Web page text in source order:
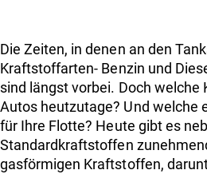
Die Zeiten, in denen an den
Kraftstoffarten- Benzin und
sind längst vorbei. Doch
Autos heutzutage? Und welche
für Ihre Flotte? Heute gibt es
Standardkraftstoffen
gasförmigen Kraftstoffen,